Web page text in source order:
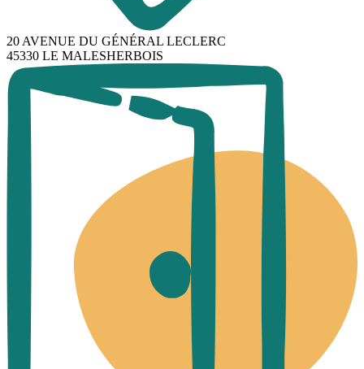
20 AVENUE DU GÉNÉRAL LECLERC
45330 LE MALESHERBOIS